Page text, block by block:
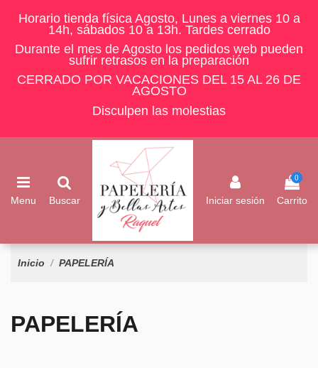
Horario tienda física Agosto, Lunes a viernes 10 a
14h, sábados 10 a 13h. Tardes cerrado
Durante el mes de Agosto los pedidos web pueden
sufrir retrasos en la preparación
CERRADO POR VACACIONES DEL 15 AL 26 DE
AGOSTO
Disculpen las molestias
Menu Buscar Iniciar sesión
0
Carrito
Inicio PAPELERÍA
PAPELERÍA